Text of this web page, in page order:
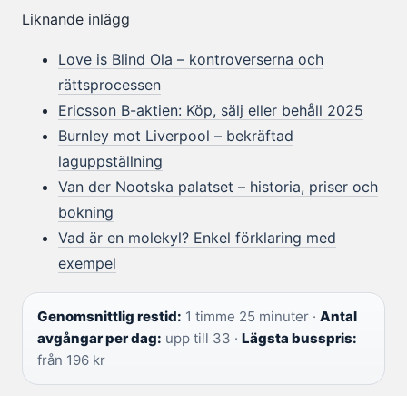
Liknande inlägg
Love is Blind Ola – kontroverserna och
rättsprocessen
Ericsson B-aktien: Köp, sälj eller behåll 2025
Burnley mot Liverpool – bekräftad
laguppställning
Van der Nootska palatset – historia, priser och
bokning
Vad är en molekyl? Enkel förklaring med
exempel
Genomsnittlig restid: 1 timme 25 minuter · Antal
avgångar per dag: upp till 33 · Lägsta busspris:
från 196 kr